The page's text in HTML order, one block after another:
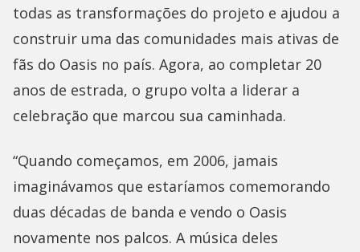
todas as transformações do projeto e ajudou a
construir uma das comunidades mais ativas de
fãs do Oasis no país. Agora, ao completar 20
anos de estrada, o grupo volta a liderar a
celebração que marcou sua caminhada.
“Quando começamos, em 2006, jamais
imaginávamos que estaríamos comemorando
duas décadas de banda e vendo o Oasis
novamente nos palcos. A música deles